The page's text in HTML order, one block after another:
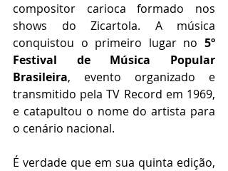
compositor carioca formado nos
shows do Zicartola. A música
conquistou o primeiro lugar no 5º
Festival de Música Popular
Brasileira, evento organizado e
transmitido pela TV Record em 1969,
e catapultou o nome do artista para
o cenário nacional.
É verdade que em sua quinta edição,